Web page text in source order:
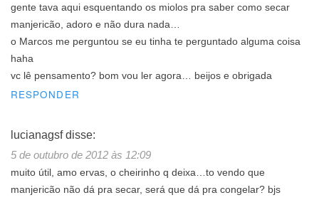
gente tava aqui esquentando os miolos pra saber como secar
manjericão, adoro e não dura nada…
o Marcos me perguntou se eu tinha te perguntado alguma coisa
haha
vc lê pensamento? bom vou ler agora… beijos e obrigada
RESPONDER
lucianagsf disse:
5 de outubro de 2012 às 12:09
muito útil, amo ervas, o cheirinho q deixa…to vendo que
manjericão não dá pra secar, será que dá pra congelar? bjs